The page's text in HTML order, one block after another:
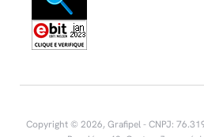
Copyright © 2026, Grafipel - CNPJ: